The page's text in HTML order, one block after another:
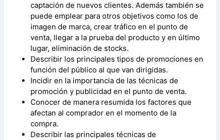
captación de nuevos clientes. Además también se
puede emplear para otros objetivos como los de
imagen de marca, crear tráfico en el punto de
venta, llegar a la prueba del producto y en último
lugar, eliminación de stocks.
Describir los principales tipos de promociones en
función del público al que van dirigidas.
Incidir en la importancia de las técnicas de
promoción y publicidad en el punto de venta.
Conocer de manera resumida los factores que
afectan al comprador en el momento de la
compra.
Describir las principales técnicas de